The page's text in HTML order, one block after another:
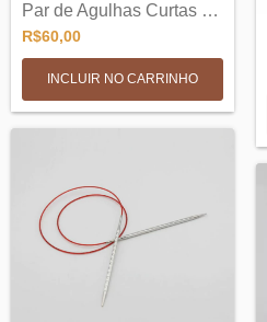
Par de Agulhas Curtas de Trico Intercamb...
R$60,00
INCLUIR NO CARRINHO